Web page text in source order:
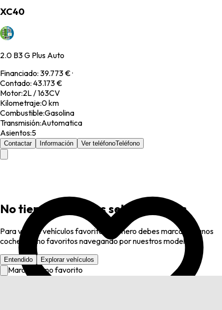
XC40
2.0 B3 G Plus Auto
Financiado: 39.773 €·
Contado: 43.173 €
Motor:2L / 163CV
Kilometraje:0 km
Combustible:Gasolina
Transmisión:Automatica
Asientos:5
Contactar Información Ver teléfonoTeléfono
No tienes favoritos seleccionados
Para ver tus vehículos favoritos, primero debes marcar algunos
coches como favoritos navegando por nuestros modelos.
Entendido Explorar vehículos
Marcar como favorito